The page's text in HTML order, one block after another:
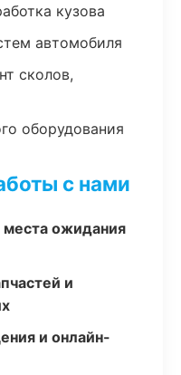
кузова
автомобиля
сколов,
оборудования
с нами
ожидания
и
и онлайн-